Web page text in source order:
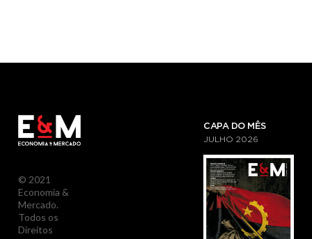
© 2021
Economia &
Mercado.
Todos os
Direitos
CAPA DO MÊS
JULHO 2026